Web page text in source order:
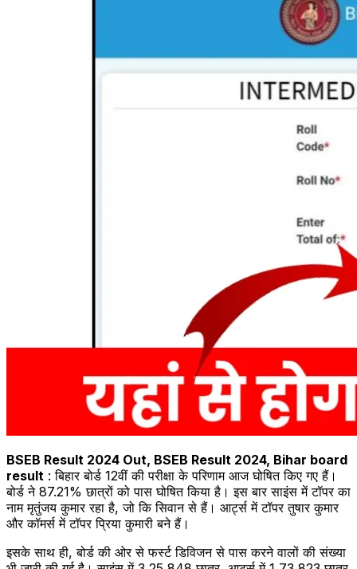
BSEB Result 2024 Out, BSEB Result 2024, Bihar board
result : बिहार बोर्ड 12वीं की परीक्षा के परिणाम आज घोषित किए गए हैं।
बोर्ड ने 87.21% छात्रों को पास घोषित किया है। इस बार साइंस में टॉपर का
नाम मृतुंजय कुमार रहा है, जो कि सिवान से हैं। आर्ट्स में टॉपर तुषार कुमार
और कॉमर्स में टॉपर प्रिया कुमारी बने हैं।
इसके साथ ही, बोर्ड की ओर से फर्स्ट डिविजन से पास करने वालों की संख्या